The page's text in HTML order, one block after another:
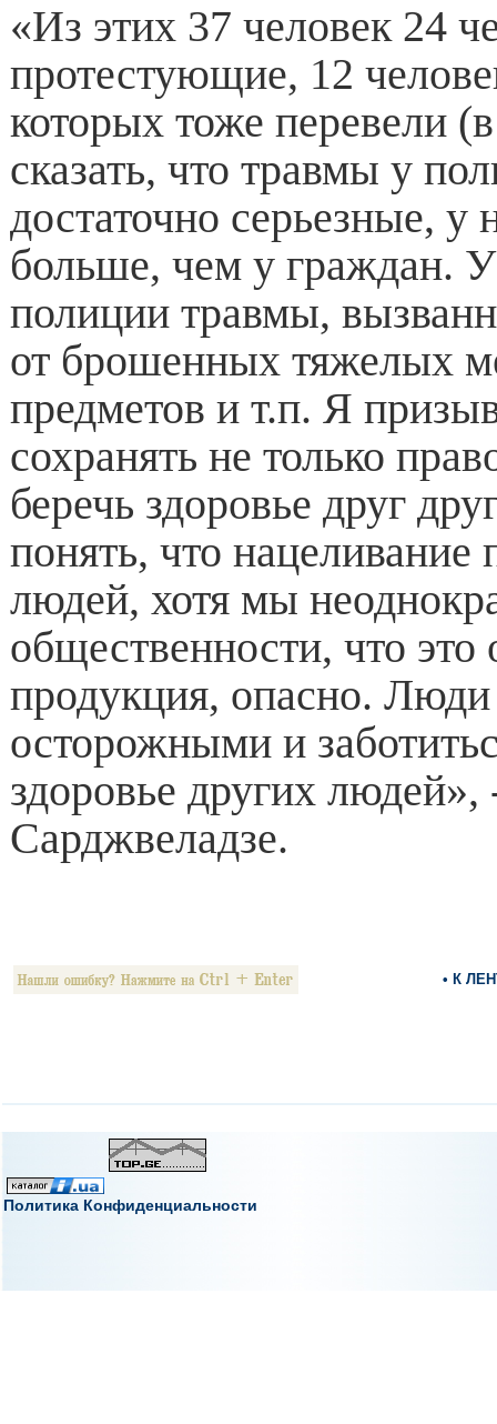
«Из этих 37 человек 24
протестующие, 12
которых тоже перевели
сказать, что травмы у
достаточно серьезные, у
больше, чем у граждан. У
полиции травмы,
от брошенных тяжелых
предметов и т.п. Я
сохранять не только
беречь здоровье друг
понять, что нацеливание
людей, хотя мы
общественности, что это
продукция, опасно.
осторожными и
здоровье других людей»,
Сарджвеладзе.
• К
Политика Конфиденциальности